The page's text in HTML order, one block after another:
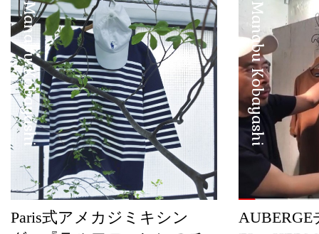
Manabu Kobayashi
Paris式アメカジミキシン
Manabu Kobayashi